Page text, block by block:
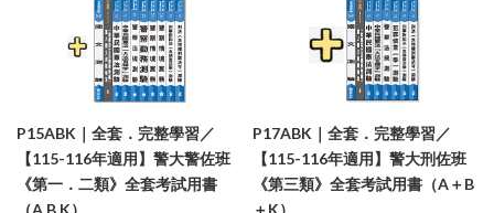
P15ABK｜全套．完整學習／
【115-116年適用】警大警佐班
《第一．二類》全套考試用書
（A B K）
P17ABK｜全套．完整學習／
【115-116年適用】警大刑佐班
《第三類》全套考試用書（A＋B
＋K）